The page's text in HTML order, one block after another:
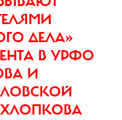
ДЕЛА»
В УРФО
И